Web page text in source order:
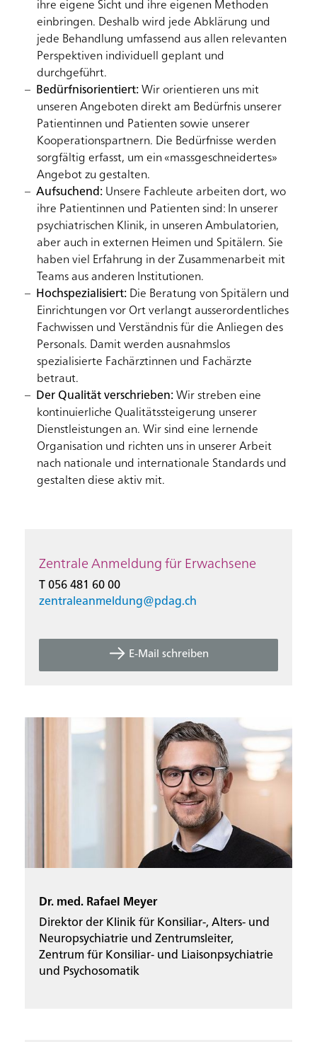
ihre eigene Sicht und ihre eigenen Methoden
einbringen. Deshalb wird jede Abklärung und
jede Behandlung umfassend aus allen relevanten
Perspektiven individuell geplant und
durchgeführt.
Bedürfnisorientiert: Wir orientieren uns mit
unseren Angeboten direkt am Bedürfnis unserer
Patientinnen und Patienten sowie unserer
Kooperationspartnern. Die Bedürfnisse werden
sorgfältig erfasst, um ein «massgeschneidertes»
Angebot zu gestalten.
Aufsuchend: Unsere Fachleute arbeiten dort, wo
ihre Patientinnen und Patienten sind: In unserer
psychiatrischen Klinik, in unseren Ambulatorien,
aber auch in externen Heimen und Spitälern. Sie
haben viel Erfahrung in der Zusammenarbeit mit
Teams aus anderen Institutionen.
Hochspezialisiert: Die Beratung von Spitälern und
Einrichtungen vor Ort verlangt ausserordentliches
Fachwissen und Verständnis für die Anliegen des
Personals. Damit werden ausnahmslos
spezialisierte Fachärztinnen und Fachärzte
betraut.
Der Qualität verschrieben: Wir streben eine
kontinuierliche Qualitätssteigerung unserer
Dienstleistungen an. Wir sind eine lernende
Organisation und richten uns in unserer Arbeit
nach nationale und internationale Standards und
gestalten diese aktiv mit.
Zentrale Anmeldung für Erwachsene
T 056 481 60 00
zentraleanmeldung@pdag.ch
E-Mail schreiben
Dr. med. Rafael Meyer
Direktor der Klinik für Konsiliar-, Alters- und
Neuropsychiatrie und Zentrumsleiter,
Zentrum für Konsiliar- und Liaisonpsychiatrie
und Psychosomatik